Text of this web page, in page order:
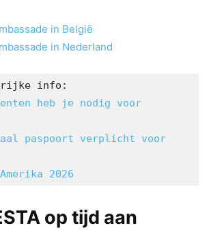
in België
in Nederland
info:
heb je nodig voor
paspoort verplicht voor
2026
op tijd aan